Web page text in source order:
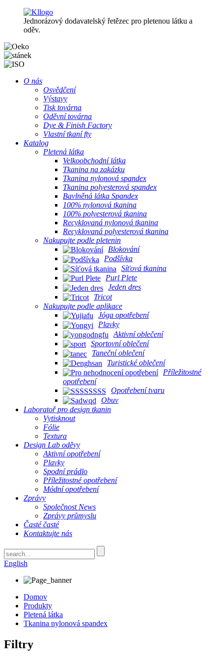
Jednorázový dodavatelský řetězec pro pletenou látku a
oděv.
O nás
Osvědčení
Výstavy
Tisk továrna
Oděvní továrna
Dye & Finish Factory
Vlastní tkaní fty
Katalog
Pletená látka
Velkoobchodní látka
Tkanina na zakázku
Tkanina nylonová spandex
Tkanina polyesterová spandex
Bavlněná látka Spandex
100% nylonová tkanina
100% polyesterová tkanina
Recyklovaná nylonová tkanina
Recyklovaná polyesterová tkanina
Nakupujte podle pletenin
Blokování
Podšívka
Síťová tkanina
Purl Plete
Jeden dres
Tricot
Nakupujte podle aplikace
Jóga opotřebení
Plavky
Aktivní oblečení
Sportovní oblečení
Taneční oblečení
Turistické oblečení
Příležitostné
opotřebení
Opotřebení tvaru
Obuv
Laboratoř pro design tkanin
Vytisknout
Fólie
Textura
Design Lab oděvy
Aktivní opotřebení
Plavky
Spodní prádlo
Příležitostné opotřebení
Módní opotřebení
Zprávy
Společnost News
Zprávy průmyslu
Časté časté
Kontaktujte nás
English
Domov
Produkty
Pletená látka
Tkanina nylonová spandex
Filtry